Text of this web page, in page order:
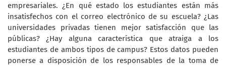
empresariales. ¿En qué estado los estudiantes están más
insatisfechos con el correo electrónico de su escuela? ¿Las
universidades privadas tienen mejor satisfacción que las
públicas? ¿Hay alguna característica que atraiga a los
estudiantes de ambos tipos de campus? Estos datos pueden
ponerse a disposición de los responsables de la toma de